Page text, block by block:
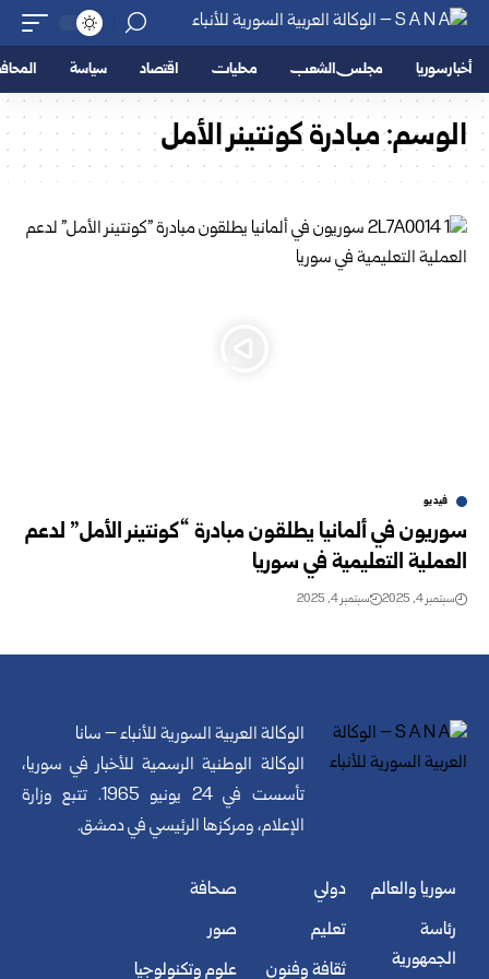
أخبار سوريا مجلس الشعب محليات اقتصاد سياسة
الوسم:مبادرة كونتينر الأمل
فيديو
سوريون في ألمانيا يطلقون مبادرة “كونتينر الأمل” لدعم
العملية التعليمية في سوريا
سبتمبر 4, 2025 سبتمبر 4, 2025
الوكالة العربية السورية للأنباء – سانا
الوكالة الوطنية الرسمية للأخبار في سوريا،
تأسست في 24 يونيو 1965. تتبع وزارة
الإعلام، ومركزها الرئيسي في دمشق.
سوريا والعالم
رئاسة
الجمهورية
دولي
تعليم
ثقافة وفنون
صحافة
صور
علوم وتكنولوجيا